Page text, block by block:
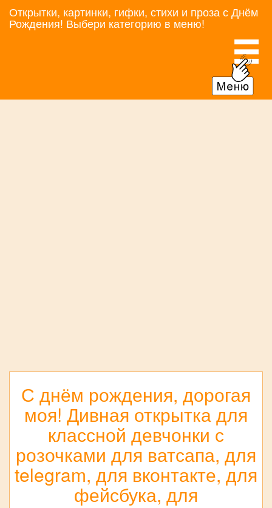
Открытки, картинки, гифки, стихи и проза с Днём
Рождения! Выбери категорию в меню!
С днём рождения, дорогая
моя! Дивная открытка для
классной девчонки с
розочками для ватсапа, для
telegram, для вконтакте, для
фейсбука, для